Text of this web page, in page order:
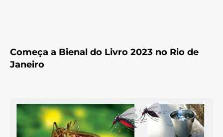
Começa a Bienal do Livro 2023 no Rio de
Janeiro